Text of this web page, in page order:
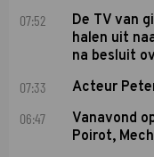
07:52
De TV van
halen uit
na besluit
07:33 Acteur
06:47
Vanavond
Poirot,